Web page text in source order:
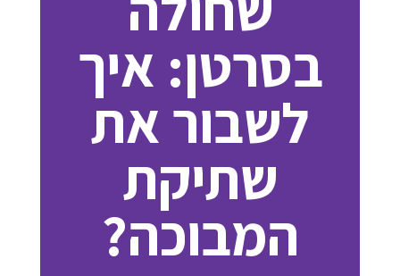
בסרטן: איך
לשבור את
שתיקת
המבוכה?